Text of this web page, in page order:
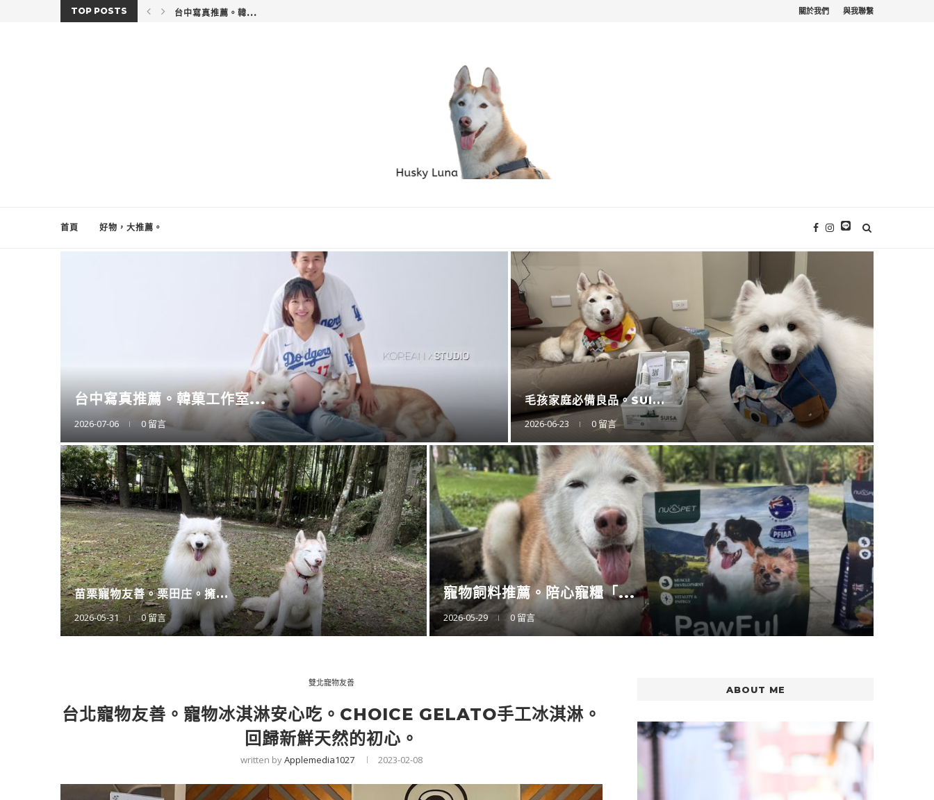
TOP POSTS 台中寫真推薦。韓... 苗栗寵物友善。栗...
關於我們 與我聯繫
首頁 好物，大推薦。
擴充大空間。CODE L...
2025-12-12 0 留言
防蚊液的第一品牌。叮寧也...
2025-11-15 0 留言
廚房神隊友登場。CAES...
2025-11-11 0 留言
衛浴還是讓專業的來。CA...
2025-11-10 0 留言
雙北寵物友善
台北寵物友善。寵物冰淇淋安心吃。CHOICE GELATO手工冰淇淋。
回歸新鮮天然的初心。
written byApplemedia1027 2023-02-08
ABOUT ME